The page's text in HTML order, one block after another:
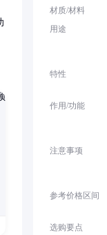
材质/材料
用途
特性
作用/功能
注意事项
参考价格区间
选购要点